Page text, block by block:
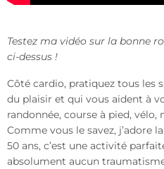
Testez ma vidéo sur la bonne
ci-dessus !
Côté cardio, pratiquez tous les
du plaisir et qui vous aident à
randonnée, course à pied,
Comme vous le savez, j’adore
50 ans, c’est une activité
absolument aucun